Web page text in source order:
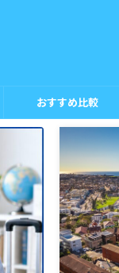
おすすめ比較